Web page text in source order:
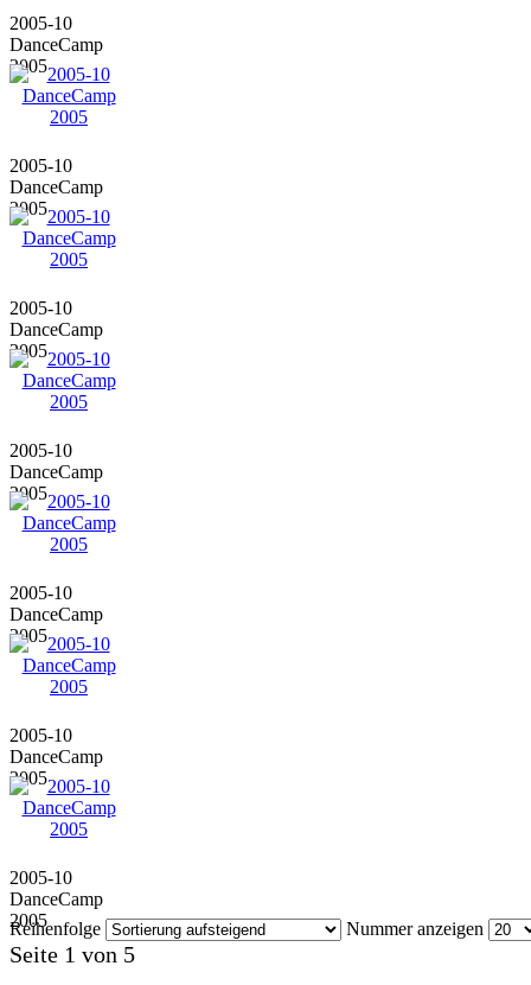
2005-10
DanceCamp
2005
2005-10
DanceCamp
2005
2005-10
DanceCamp
2005
2005-10
DanceCamp
2005
2005-10
DanceCamp
2005
2005-10
DanceCamp
2005
2005-10
DanceCamp
2005
Reihenfolge Nummer anzeigen
Seite 1 von 5